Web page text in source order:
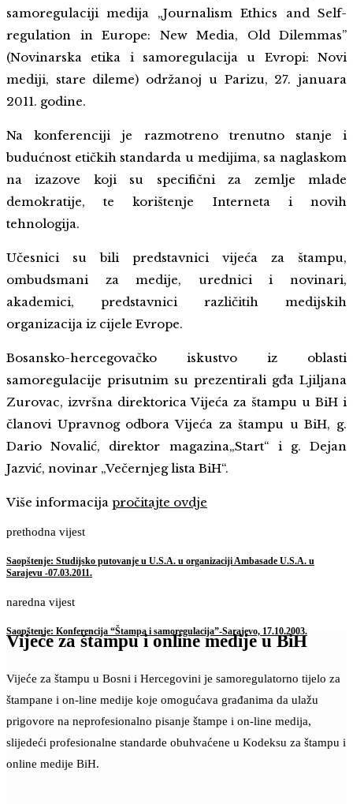
samoregulaciji medija „Journalism Ethics and Self-
regulation in Europe: New Media, Old Dilemmas”
(Novinarska etika i samoregulacija u Evropi: Novi
mediji, stare dileme) održanoj u Parizu, 27. januara
2011. godine.
Na konferenciji je razmotreno trenutno stanje i
budućnost etičkih standarda u medijima, sa naglaskom
na izazove koji su specifični za zemlje mlade
demokratije, te korištenje Interneta i novih
tehnologija.
Učesnici su bili predstavnici vijeća za štampu,
ombudsmani za medije, urednici i novinari,
akademici, predstavnici različitih medijskih
organizacija iz cijele Evrope.
Bosansko-hercegovačko iskustvo iz oblasti
samoregulacije prisutnim su prezentirali gđa Ljiljana
Zurovac, izvršna direktorica Vijeća za štampu u BiH i
članovi Upravnog odbora Vijeća za štampu u BiH, g.
Dario Novalić, direktor magazina„Start“ i g. Dejan
Jazvić, novinar „Večernjeg lista BiH“.
Više informacija pročitajte ovdje
prethodna vijest
Saopštenje: Studijsko putovanje u U.S.A. u organizaciji Ambasade U.S.A. u
Sarajevu -07.03.2011.
naredna vijest
Saopštenje: Konferencija “Štampa i samoregulacija”-Sarajevo, 17.10.2003.
Vijeće za štampu i online medije u BiH
Vijeće za štampu u Bosni i Hercegovini je samoregulatorno tijelo za
štampane i on-line medije koje omogućava građanima da ulažu
prigovore na neprofesionalno pisanje štampe i on-line medija,
slijedeći profesionalne standarde obuhvaćene u Kodeksu za štampu i
online medije BiH.